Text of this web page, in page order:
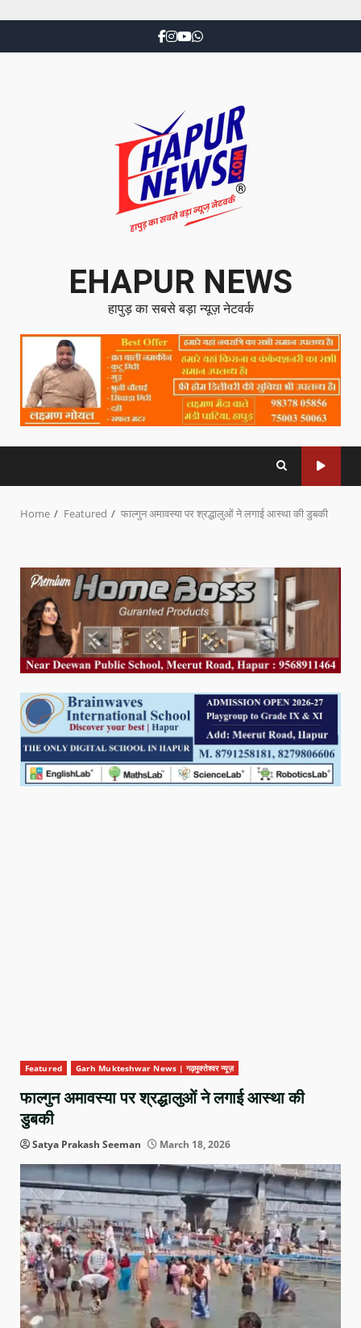
EHAPUR NEWS
हापुड़ का सबसे बड़ा न्यूज़ नेटवर्क
Home Featured फाल्गुन अमावस्या पर श्रद्धालुओं ने लगाई आस्था की डुबकी
Featured Garh Mukteshwar News | गढ़मुक्तेश्वर न्यूज़
फाल्गुन अमावस्या पर श्रद्धालुओं ने लगाई आस्था की
डुबकी
Satya Prakash Seeman March 18, 2026